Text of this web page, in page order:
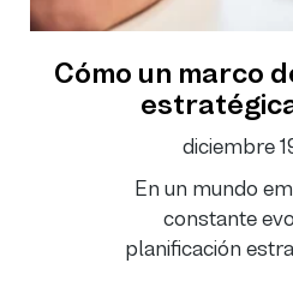
Cómo un marco
diciembre
En un mundo
constante
planificación